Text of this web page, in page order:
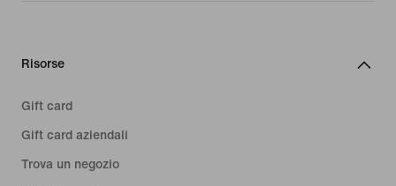
Risorse
Gift card
Gift card aziendali
Trova un negozio